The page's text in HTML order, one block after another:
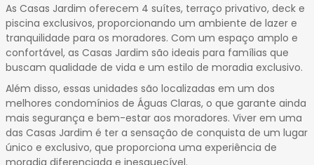
54
55
56
57
As Casas Jardim oferecem 4 suítes, terraço privativo, deck e
piscina exclusivos, proporcionando um ambiente de lazer e
tranquilidade para os moradores. Com um espaço amplo e
confortável, as Casas Jardim são ideais para famílias que
buscam qualidade de vida e um estilo de moradia exclusivo.
Além disso, essas unidades são localizadas em um dos
melhores condomínios de Águas Claras, o que garante ainda
mais segurança e bem-estar aos moradores. Viver em uma
das Casas Jardim é ter a sensação de conquista de um lugar
único e exclusivo, que proporciona uma experiência de
moradia diferenciada e inesquecível.